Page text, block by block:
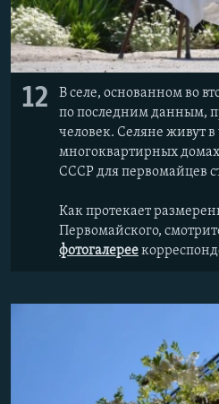
12
В селе, основанном во
по последним данным,
человек. Селяне живут
многоквартирных
СССР для первомайцев
Как протекает
Первомайского,
фотогалерее